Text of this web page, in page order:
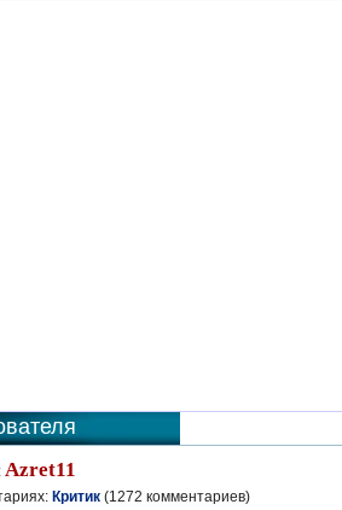
Azret11
Критик (1272 комментариев)